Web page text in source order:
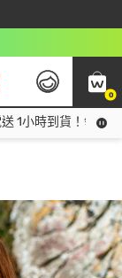
0
1小時到貨！領神